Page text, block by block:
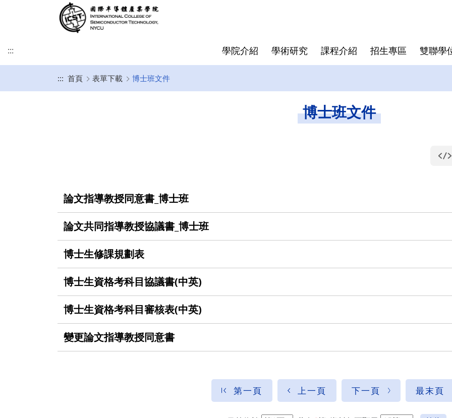
::: 學院介紹
學院目標
學術研究
學術研究發展方向 學術研究發展重點
課程介紹 招生專區
碩士班
雙聯學
義大利波隆納大學 (UNIBO)
荷蘭恩荷芬理工大學 (TU/e)
美洲
東京科學大學(Institute of
Science Tokyo)
課程規劃
Director
碩士班
修業注意事項 博士班文件
::: 首頁 表單下載 博士班文件
博士班文件
論文指導教授同意書_博士班
論文共同指導教授協議書_博士班
博士生修課規劃表
博士生資格考科目協議書(中英)
博士生資格考科目審核表(中英)
變更論文指導教授同意書
第一頁 上一頁 下一頁 最末頁